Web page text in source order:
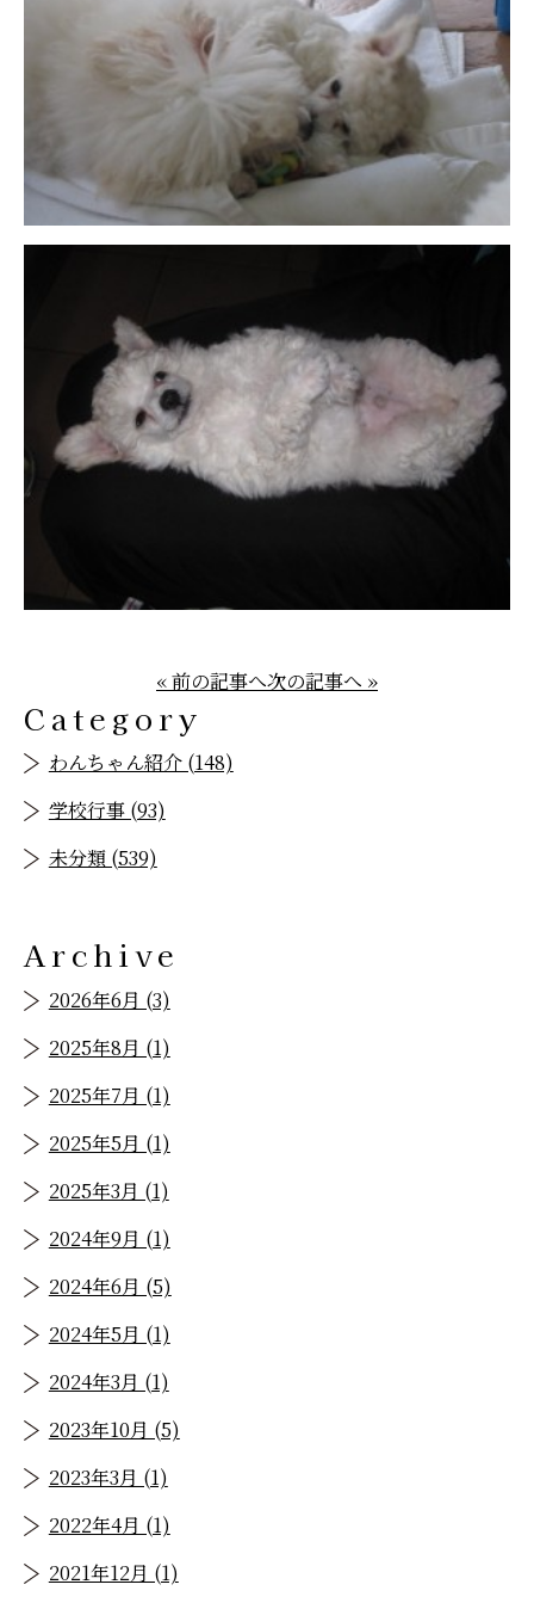
« 前の記事へ次の記事へ »
Category
わんちゃん紹介 (148)
学校行事 (93)
未分類 (539)
Archive
2026年6月 (3)
2025年8月 (1)
2025年7月 (1)
2025年5月 (1)
2025年3月 (1)
2024年9月 (1)
2024年6月 (5)
2024年5月 (1)
2024年3月 (1)
2023年10月 (5)
2023年3月 (1)
2022年4月 (1)
2021年12月 (1)